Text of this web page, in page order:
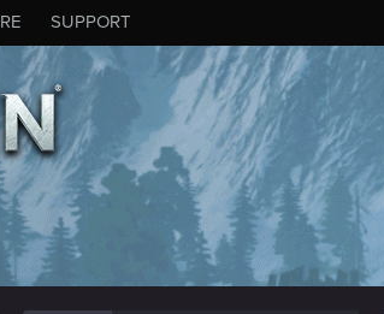
SUPPORT